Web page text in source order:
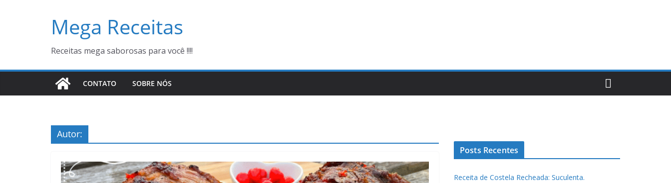
Mega Receitas
Receitas mega saborosas para você !!!!
CONTATO SOBRE NÓS
Autor:
Posts Recentes
Receita de Costela Recheada: Suculenta.